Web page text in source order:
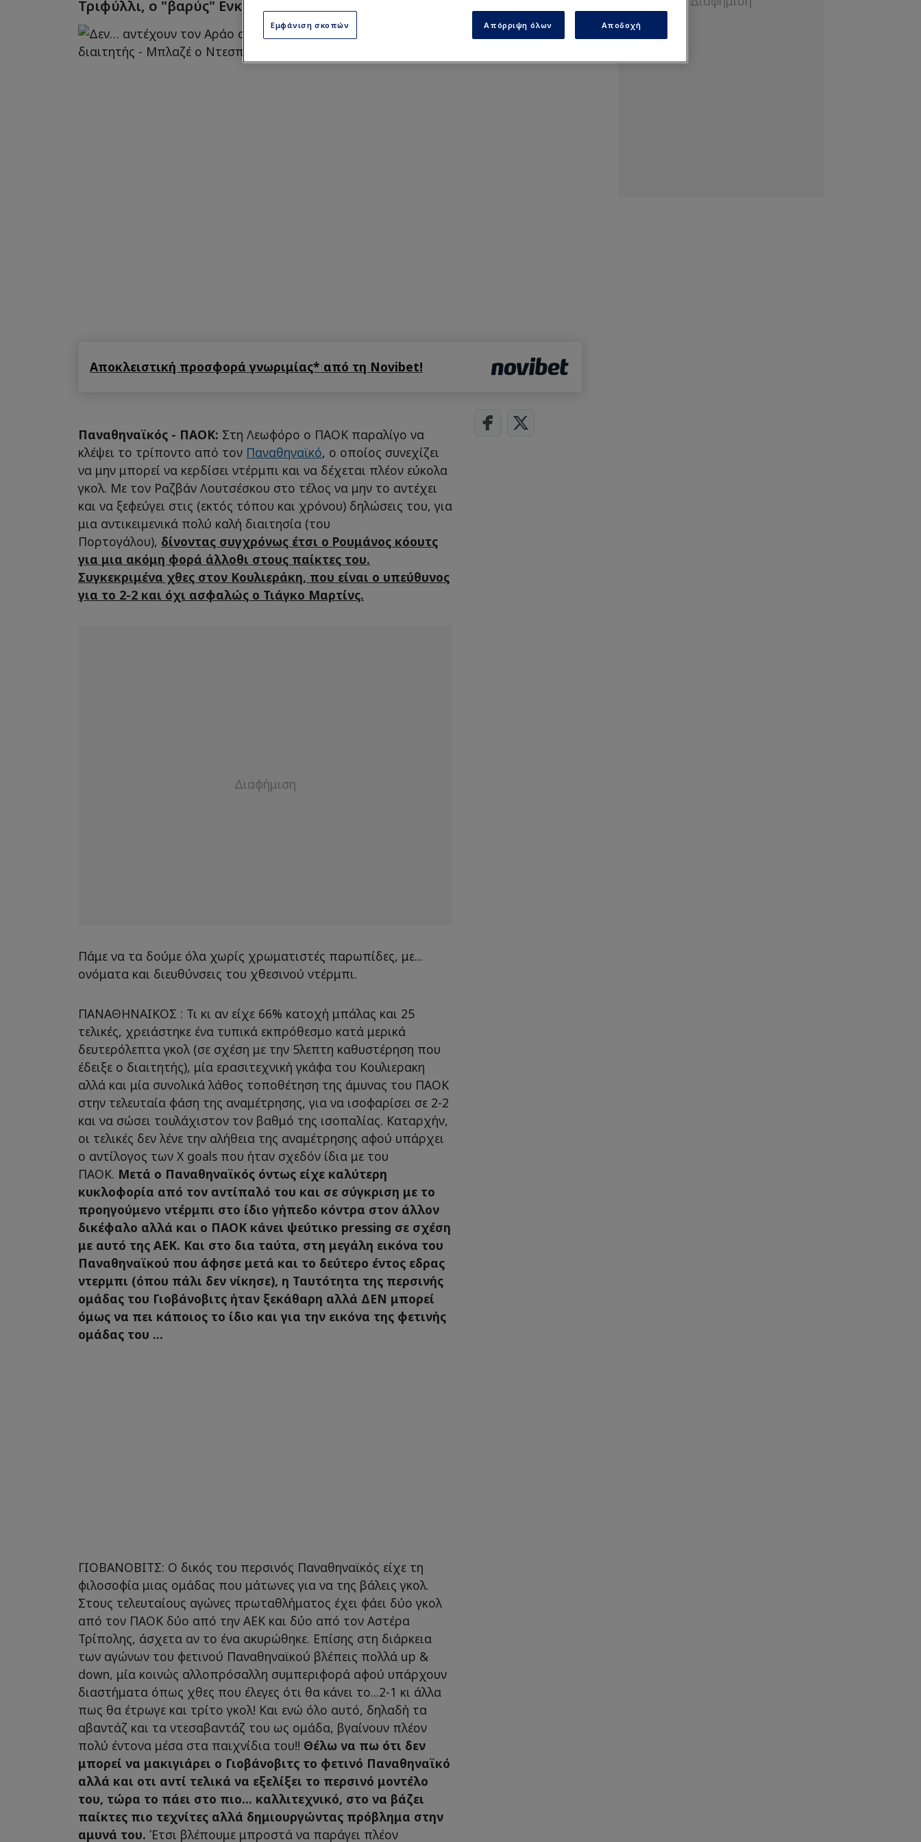
Τριφύλλι, ο "βαρύς" Ενκόγνκ και ο Σαμάτα που δεν κάνει την διαφορά.
Αποκλειστική προσφορά γνωριμίας* από τη Novibet!
Παναθηναϊκός - ΠΑΟΚ: Στη Λεωφόρο ο ΠΑΟΚ παραλίγο να
κλέψει το τρίποντο από τον Παναθηναϊκό, ο οποίος συνεχίζει
να μην μπορεί να κερδίσει ντέρμπι και να δέχεται πλέον εύκολα
γκολ. Με τον Ραζβάν Λουτσέσκου στο τέλος να μην το αντέχει
και να ξεφεύγει στις (εκτός τόπου και χρόνου) δηλώσεις του, για
μια αντικειμενικά πολύ καλή διαιτησία (του
Πορτογάλου), δίνοντας συγχρόνως έτσι ο Ρουμάνος κόουτς
για μια ακόμη φορά άλλοθι στους παίκτες του.
Συγκεκριμένα χθες στον Κουλιεράκη, που είναι ο υπεύθυνος
για το 2-2 και όχι ασφαλώς ο Τιάγκο Μαρτίνς.
Πάμε να τα δούμε όλα χωρίς χρωματιστές παρωπίδες, με...
ονόματα και διευθύνσεις του χθεσινού ντέρμπι.
ΠΑΝΑΘΗΝΑΙΚΟΣ : Τι κι αν είχε 66% κατοχή μπάλας και 25
τελικές, χρειάστηκε ένα τυπικά εκπρόθεσμο κατά μερικά
δευτερόλεπτα γκολ (σε σχέση με την 5λεπτη καθυστέρηση που
έδειξε ο διαιτητής), μία ερασιτεχνική γκάφα του Κουλιερακη
αλλά και μία συνολικά λάθος τοποθέτηση της άμυνας του ΠΑΟΚ
στην τελευταία φάση της αναμέτρησης, για να ισοφαρίσει σε 2-2
και να σώσει τουλάχιστον τον βαθμό της ισοπαλίας. Καταρχήν,
οι τελικές δεν λένε την αλήθεια της αναμέτρησης αφού υπάρχει
ο αντίλογος των X goals που ήταν σχεδόν ίδια με του
ΠΑΟΚ. Μετά ο Παναθηναϊκός όντως είχε καλύτερη
κυκλοφορία από τον αντίπαλό του και σε σύγκριση με το
προηγούμενο ντέρμπι στο ίδιο γήπεδο κόντρα στον άλλον
δικέφαλο αλλά και ο ΠΑΟΚ κάνει ψεύτικο pressing σε σχέση
με αυτό της ΑΕΚ. Και στο δια ταύτα, στη μεγάλη εικόνα του
Παναθηναϊκού που άφησε μετά και το δεύτερο έντος εδρας
ντερμπι (όπου πάλι δεν νίκησε), η Ταυτότητα της περσινής
ομάδας του Γιοβάνοβιτς ήταν ξεκάθαρη αλλά ΔΕΝ μπορεί
όμως να πει κάποιος το ίδιο και για την εικόνα της φετινής
ομάδας του ...
ΓΙΟΒΑΝΟΒΙΤΣ: Ο δικός του περσινός Παναθηναϊκός είχε τη
φιλοσοφία μιας ομάδας που μάτωνες για να της βάλεις γκολ.
Στους τελευταίους αγώνες πρωταθλήματος έχει φάει δύο γκολ
από τον ΠΑΟΚ δύο από την ΑΕΚ και δύο από τον Αστέρα
Τρίπολης, άσχετα αν το ένα ακυρώθηκε. Επίσης στη διάρκεια
των αγώνων του φετινού Παναθηναϊκού βλέπεις πολλά up &
down, μία κοινώς αλλοπρόσαλλη συμπεριφορά αφού υπάρχουν
διαστήματα όπως χθες που έλεγες ότι θα κάνει το...2-1 κι άλλα
πως θα έτρωγε και τρίτο γκολ! Και ενώ όλο αυτό, δηλαδή τα
αβαντάζ και τα ντεσαβαντάζ του ως ομάδα, βγαίνουν πλέον
πολύ έντονα μέσα στα παιχνίδια του!! Θέλω να πω ότι δεν
μπορεί να μακιγιάρει ο Γιοβάνοβιτς το φετινό Παναθηναϊκό
αλλά και οτι αντί τελικά να εξελίξει το περσινό μοντέλο
του, τώρα το πάει στο πιο... καλλιτεχνικό, στο να βάζει
παίκτες πιο τεχνίτες αλλά δημιουργώντας πρόβλημα στην
αμυνά του. Έτσι βλέπουμε μπροστά να παράγει πλέον
Εμφάνιση σκοπών Απόρριψη όλων Αποδοχή